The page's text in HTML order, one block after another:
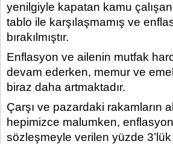
yenilgiyle kapatan kamu
tablo ile karşılaşmamış ve
bırakılmıştır.
Enflasyon ve ailenin mutfak
devam ederken, memur ve
biraz daha artmaktadır.
Çarşı ve pazardaki rakamların
hepimizce malumken,
sözleşmeyle verilen yüzde